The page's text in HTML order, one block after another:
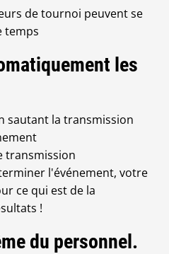
de tournoi peuvent se
temps
les
sautant la transmission
transmission
l'événement, votre
ce qui est de la
!
du personnel.